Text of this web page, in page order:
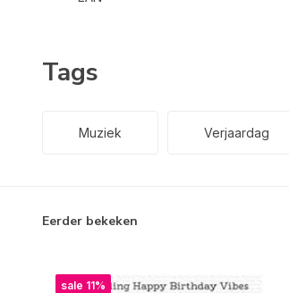
Tags
Muziek Verjaardag
Eerder bekeken
sale 11%